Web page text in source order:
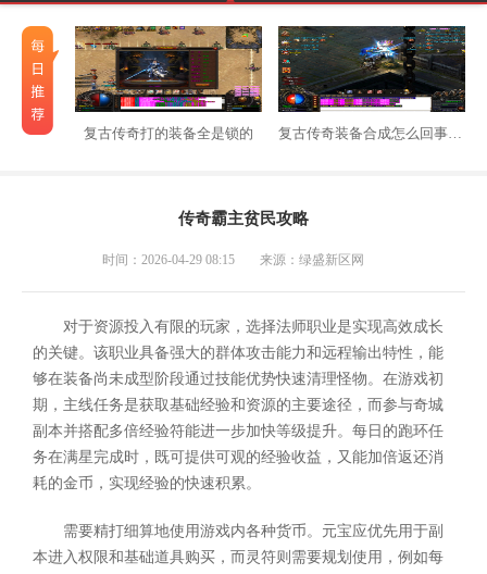
复古传奇打的装备全是锁的 复古传奇装备合成怎么回事不能用
传奇霸主贫民攻略
时间：2026-04-29 08:15 来源：绿盛新区网
对于资源投入有限的玩家，选择法师职业是实现高效成长
的关键。该职业具备强大的群体攻击能力和远程输出特性，能
够在装备尚未成型阶段通过技能优势快速清理怪物。在游戏初
期，主线任务是获取基础经验和资源的主要途径，而参与奇城
副本并搭配多倍经验符能进一步加快等级提升。每日的跑环任
务在满星完成时，既可提供可观的经验收益，又能加倍返还消
耗的金币，实现经验的快速积累。
需要精打细算地使用游戏内各种货币。元宝应优先用于副
本进入权限和基础道具购买，而灵符则需要规划使用，例如每